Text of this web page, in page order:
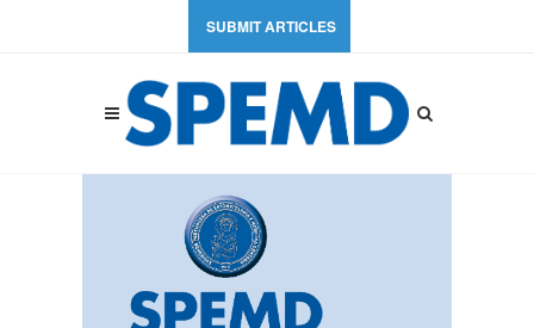
SUBMIT ARTICLES